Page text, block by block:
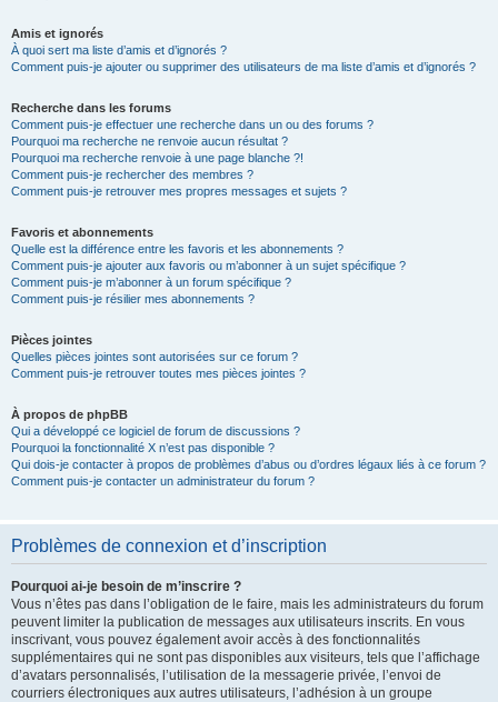
Amis et ignorés
À quoi sert ma liste d’amis et d’ignorés ?
Comment puis-je ajouter ou supprimer des utilisateurs de ma liste d’amis et d’ignorés ?
Recherche dans les forums
Comment puis-je effectuer une recherche dans un ou des forums ?
Pourquoi ma recherche ne renvoie aucun résultat ?
Pourquoi ma recherche renvoie à une page blanche ?!
Comment puis-je rechercher des membres ?
Comment puis-je retrouver mes propres messages et sujets ?
Favoris et abonnements
Quelle est la différence entre les favoris et les abonnements ?
Comment puis-je ajouter aux favoris ou m’abonner à un sujet spécifique ?
Comment puis-je m’abonner à un forum spécifique ?
Comment puis-je résilier mes abonnements ?
Pièces jointes
Quelles pièces jointes sont autorisées sur ce forum ?
Comment puis-je retrouver toutes mes pièces jointes ?
À propos de phpBB
Qui a développé ce logiciel de forum de discussions ?
Pourquoi la fonctionnalité X n’est pas disponible ?
Qui dois-je contacter à propos de problèmes d’abus ou d’ordres légaux liés à ce forum ?
Comment puis-je contacter un administrateur du forum ?
Problèmes de connexion et d’inscription
Pourquoi ai-je besoin de m’inscrire ?
Vous n’êtes pas dans l’obligation de le faire, mais les administrateurs du forum
peuvent limiter la publication de messages aux utilisateurs inscrits. En vous
inscrivant, vous pouvez également avoir accès à des fonctionnalités
supplémentaires qui ne sont pas disponibles aux visiteurs, tels que l’affichage
d’avatars personnalisés, l’utilisation de la messagerie privée, l’envoi de
courriers électroniques aux autres utilisateurs, l’adhésion à un groupe